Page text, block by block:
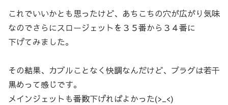
これでいいかとも思ったけど、あちこちの穴が広がり気味
なのでさらにスロージェットを３５番から３４番に
下げてみました。
その結果、カブルことなく快調なんだけど、プラグは若干
黒めって感じです。
メインジェットも番数下げればよかった(>_<)